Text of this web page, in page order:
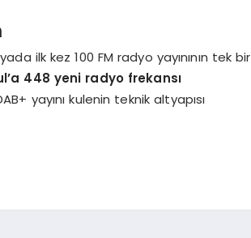
ilk kez 100 FM radyo yayınının tek bir
448 yeni radyo frekansı
yayını kulenin teknik altyapısı